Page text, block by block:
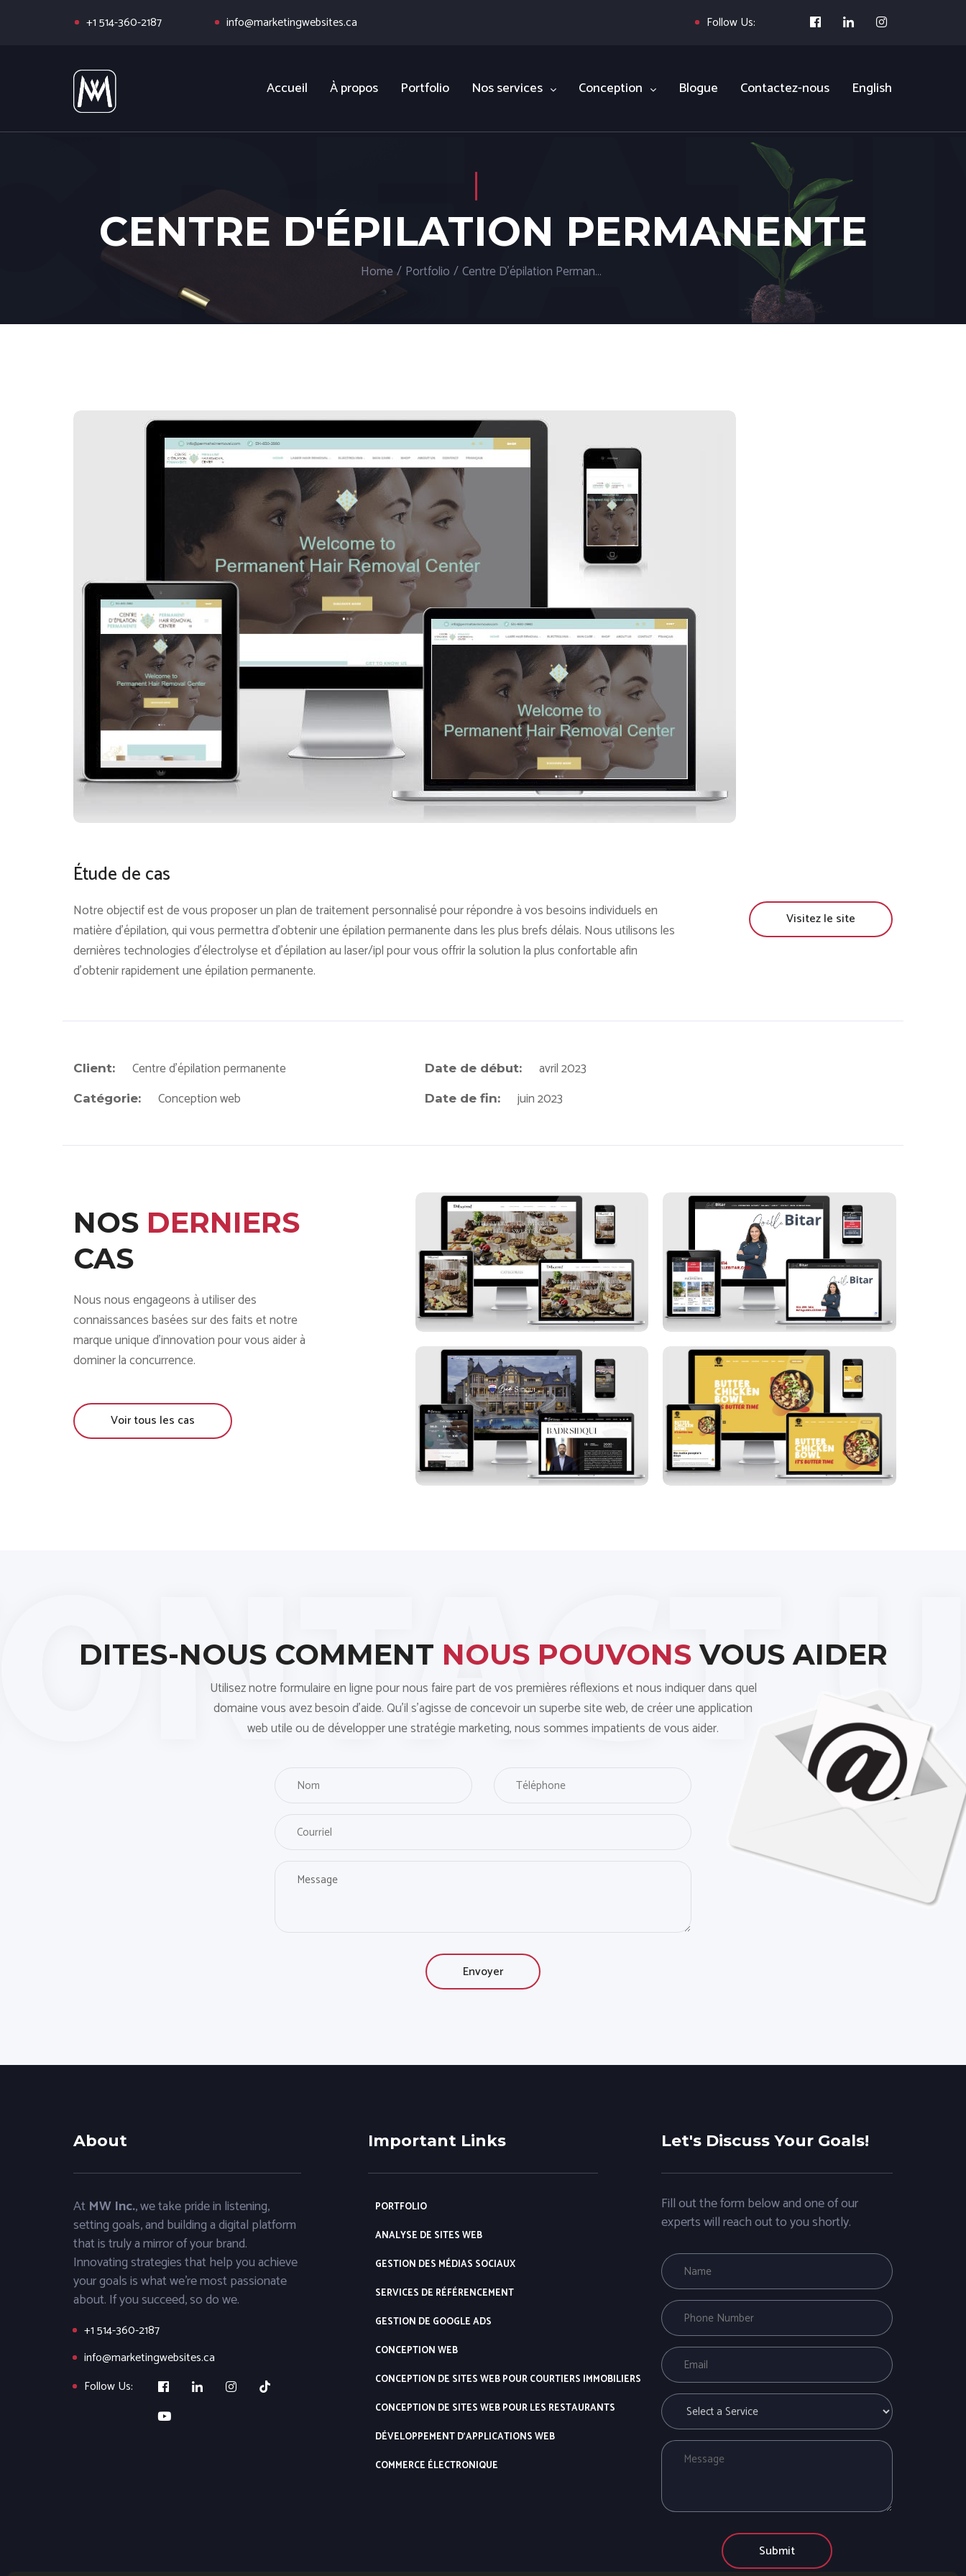
+1 514-360-2187 info@marketingwebsites.ca Follow Us:
Accueil À propos Portfolio Nos services Conception Blogue Contactez-nous English
CENTRE D'ÉPILATION PERMANENTE
Home/ Portfolio / Centre D’épilation Permanente
Étude de cas
Notre objectif est de vous proposer un plan de traitement personnalisé pour répondre à vos besoins individuels en
matière d'épilation, qui vous permettra d'obtenir une épilation permanente dans les plus brefs délais. Nous utilisons les
dernières technologies d'électrolyse et d'épilation au laser/ipl pour vous offrir la solution la plus confortable afin
d'obtenir rapidement une épilation permanente.
Visitez le site
Client: Centre d'épilation permanente
Catégorie: Conception web
Date de début: avril 2023
Date de fin: juin 2023
NOS DERNIERS
CAS
Nous nous engageons à utiliser des
connaissances basées sur des faits et notre
marque unique d'innovation pour vous aider à
dominer la concurrence.
Voir tous les cas
Daboom Desserts Joëlle Bitar
Badr Sidqui Spice Bros
DITES-NOUS COMMENT NOUS POUVONSVOUS AIDER
Utilisez notre formulaire en ligne pour nous faire part de vos premières réflexions et nous indiquer dans quel
domaine vous avez besoin d'aide. Qu'il s'agisse de concevoir un superbe site web, de créer une application
web utile ou de développer une stratégie marketing, nous sommes impatients de vous aider.
About
At MW Inc., we take pride in listening,
setting goals, and building a digital platform
that is truly a mirror of your brand.
Innovating strategies that help you achieve
your goals is what we’re most passionate
about. If you succeed, so do we.
+1 514-360-2187
info@marketingwebsites.ca
Follow Us:
Important Links
PORTFOLIO
ANALYSE DE SITES WEB
GESTION DES MÉDIAS SOCIAUX
SERVICES DE RÉFÉRENCEMENT
GESTION DE GOOGLE ADS
CONCEPTION WEB
CONCEPTION DE SITES WEB POUR COURTIERS IMMOBILIERS
CONCEPTION DE SITES WEB POUR LES RESTAURANTS
DÉVELOPPEMENT D’APPLICATIONS WEB
COMMERCE ÉLECTRONIQUE
Let's Discuss Your Goals!
Fill out the form below and one of our
experts will reach out to you shortly.